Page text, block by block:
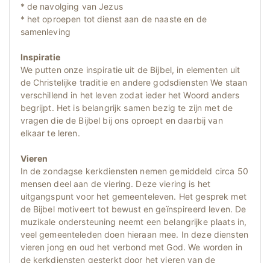
* de navolging van Jezus
* het oproepen tot dienst aan de naaste en de
samenleving
Inspiratie
We putten onze inspiratie uit de Bijbel, in elementen uit
de Christelijke traditie en andere godsdiensten We staan
verschillend in het leven zodat ieder het Woord anders
begrijpt. Het is belangrijk samen bezig te zijn met de
vragen die de Bijbel bij ons oproept en daarbij van
elkaar te leren.
Vieren
In de zondagse kerkdiensten nemen gemiddeld circa 50
mensen deel aan de viering. Deze viering is het
uitgangspunt voor het gemeenteleven. Het gesprek met
de Bijbel motiveert tot bewust en geïnspireerd leven. De
muzikale ondersteuning neemt een belangrijke plaats in,
veel gemeenteleden doen hieraan mee. In deze diensten
vieren jong en oud het verbond met God. We worden in
de kerkdiensten gesterkt door het vieren van de